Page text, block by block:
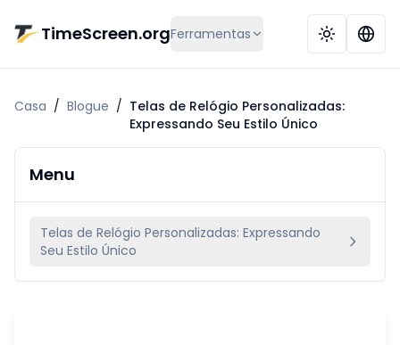
TimeScreen.orgFerramentas
Casa / Blogue / Telas de Relógio Personalizadas:
Expressando Seu Estilo Único
Menu
Telas de Relógio Personalizadas: Expressando
Seu Estilo Único